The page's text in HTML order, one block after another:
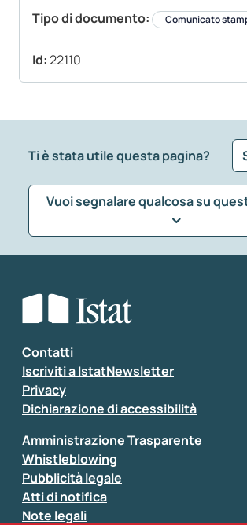
Tipo di documento: Comunicato
Id:22110
Ti è stata utile questa pagina?
Vuoi segnalare qualcosa su
Seleziona la tipologia della
Inserisci il tuo commento
Contatti
Iscriviti a IstatNewsletter
Privacy
Dichiarazione di accessibilità
Amministrazione Trasparente
Whistleblowing
Pubblicità legale
Atti di notifica
Note legali